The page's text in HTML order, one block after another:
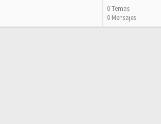
0 Temas
0 Mensajes